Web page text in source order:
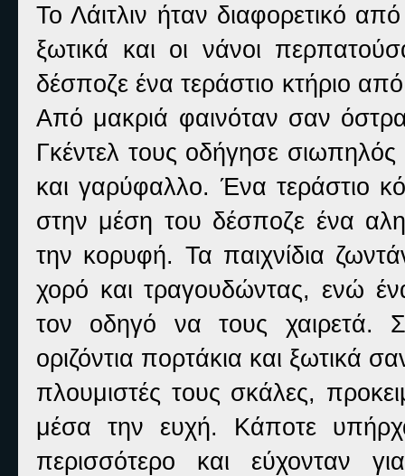
Το Λάιτλιν ήταν διαφορετικό
ξωτικά και οι νάνοι
δέσποζε ένα τεράστιο κτήριο
Από μακριά φαινόταν σαν
Γκέντελ τους οδήγησε
και γαρύφαλλο. Ένα τεράστιο
στην μέση του δέσποζε ένα
την κορυφή. Τα παιχνίδια
χορό και τραγουδώντας, ενώ
τον οδηγό να τους χαιρετά.
οριζόντια πορτάκια και ξωτικά
πλουμιστές τους σκάλες,
μέσα την ευχή. Κάποτε
περισσότερο και εύχονταν